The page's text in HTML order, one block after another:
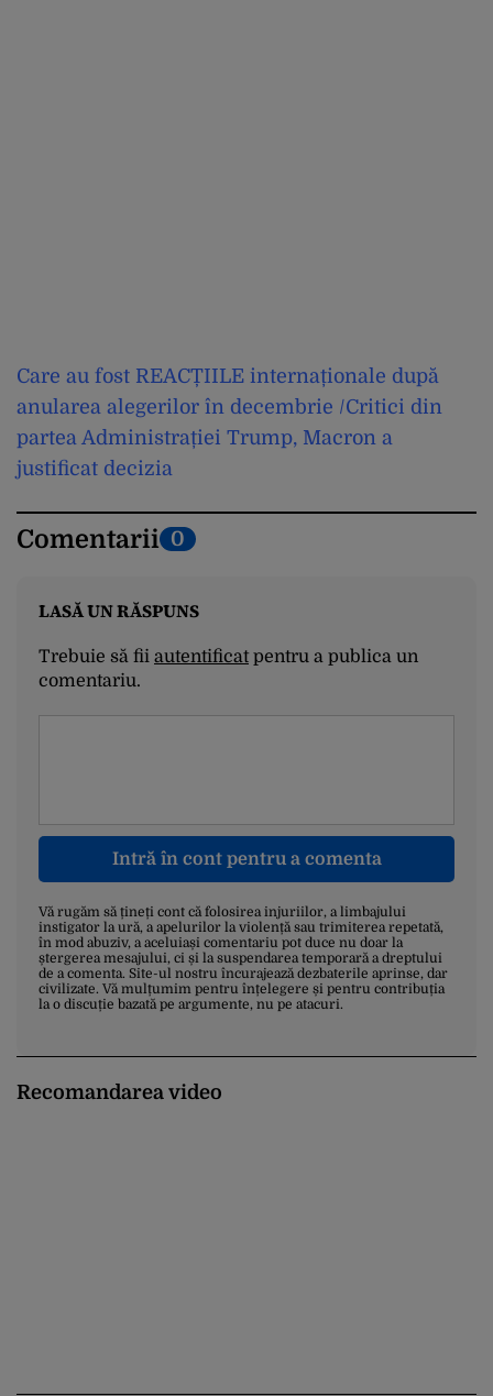
Care au fost REACȚIILE internaționale după
anularea alegerilor în decembrie /Critici din
partea Administrației Trump, Macron a
justificat decizia
Comentarii 0
LASĂ UN RĂSPUNS
Trebuie să fii autentificatpentru a publica un
comentariu.
Intră în cont pentru a comenta
Vă rugăm să țineți cont că folosirea injuriilor, a limbajului
instigator la ură, a apelurilor la violență sau trimiterea repetată,
în mod abuziv, a aceluiași comentariu pot duce nu doar la
ștergerea mesajului, ci și la suspendarea temporară a dreptului
de a comenta. Site-ul nostru încurajează dezbaterile aprinse, dar
civilizate. Vă mulțumim pentru înțelegere și pentru contribuția
la o discuție bazată pe argumente, nu pe atacuri.
Recomandarea video